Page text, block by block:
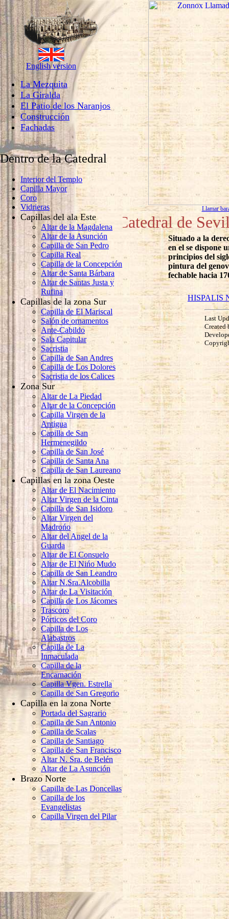
Llamar
English version
La Mezquita
La Giralda
El Patio de los Naranjos
Construcción
Fachadas
Dentro de la Catedral
Interior del Templo
Capilla Mayor
Coro
Vidrieras
Capillas del ala Este
Altar de la Magdalena
Altar de la Asunción
Capilla de San Pedro
Capilla Real
Capilla de la Concepción
Altar de Santa Bárbara
Altar de Santas Justa y
Rufina
Capillas de la zona Sur
Capilla de El Mariscal
Salón de ornamentos
Ante-Cabildo
Sala Capitular
Sacristia
Capilla de San Andres
Capilla de Los Dolores
Sacristia de los Calices
Zona Sur
Altar de La Piedad
Altar de la Concepción
Capilla Virgen de la
Antigua
Capilla de San
Hermenegildo
Capilla de San José
Capilla de Santa Ana
Capilla de San Laureano
Capillas en la zona Oeste
Altar de El Nacimiento
Altar Virgen de la Cinta
Capilla de San Isidoro
Altar Virgen del
Madrońo
Altar del Angel de la
Guarda
Altar de El Consuelo
Altar de El Nińo Mudo
Capilla de San Leandro
Altar N.Sra.Alcobilla
Altar de La Visitación
Capilla de Los Jácomes
Trascoro
Pórticos del Coro
Capilla de Los
Alabastros
Capilla de La
Inmaculada
Capilla de la
Encarnación
Capilla Vgen. Estrella
Capilla de San Gregorio
Capilla en la zona Norte
Portada del Sagrario
Capilla de San Antonio
Capilla de Scalas
Capilla de Santiago
Capilla de San Francisco
Altar N. Sra. de Belén
Altar de La Asunción
Brazo Norte
Capilla de Las Doncellas
Capilla de los
Evangelistas
Capilla Virgen del Pilar
Catedral de
Situado a la
en el se dispone
principios del
pintura del
fechable hacia
HISPALIS
Last
Created